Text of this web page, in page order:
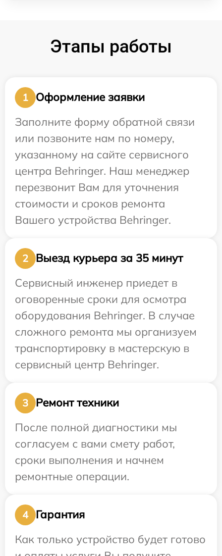
Этапы работы
1
Оформление заявки
Заполните форму обратной связи
или позвоните нам по номеру,
указанному на сайте сервисного
центра Behringer. Наш менеджер
перезвонит Вам для уточнения
стоимости и сроков ремонта
Вашего устройства Behringer.
2
Выезд курьера за 35 минут
Сервисный инженер приедет в
оговоренные сроки для осмотра
оборудования Behringer. В случае
сложного ремонта мы организуем
транспортировку в мастерскую в
сервисный центр Behringer.
3
Ремонт техники
После полной диагностики мы
согласуем с вами смету работ,
сроки выполнения и начнем
ремонтные операции.
4
Гарантия
Как только устройство будет готово